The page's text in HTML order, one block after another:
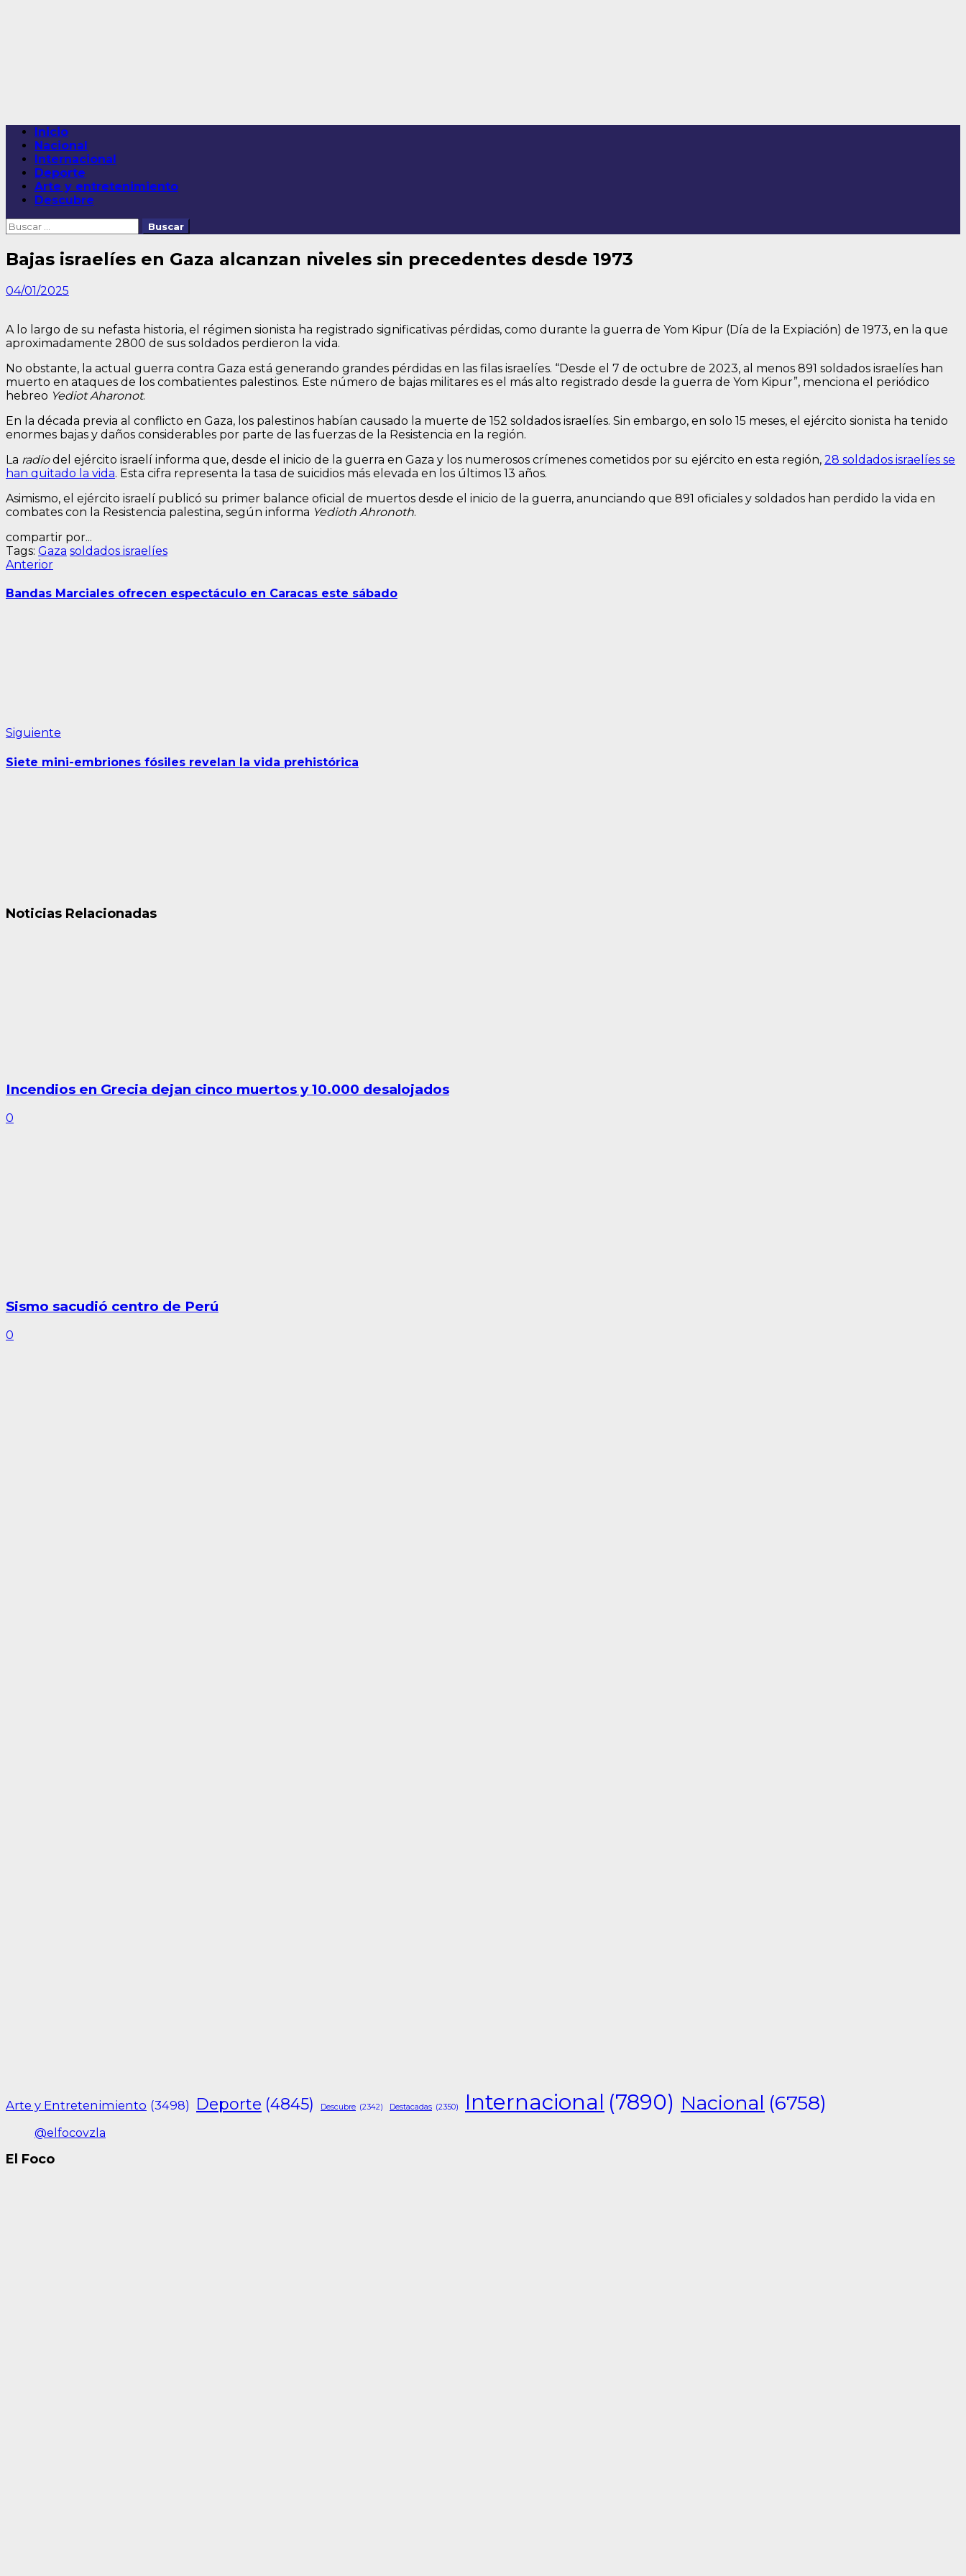
Menú
principal
Inicio
Nacional
Internacional
Deporte
Arte y entretenimiento
Descubre
Buscar:
Bajas israelíes en Gaza alcanzan niveles sin precedentes desde 1973
04/01/2025
A lo largo de su nefasta historia, el régimen sionista ha registrado significativas pérdidas, como durante la guerra de Yom Kipur (Día de la Expiación) de 1973, en la que
aproximadamente 2800 de sus soldados perdieron la vida.
No obstante, la actual guerra contra Gaza está generando grandes pérdidas en las filas israelíes. “Desde el 7 de octubre de 2023, al menos 891 soldados israelíes han
muerto en ataques de los combatientes palestinos. Este número de bajas militares es el más alto registrado desde la guerra de Yom Kipur”, menciona el periódico
hebreo Yediot Aharonot.
En la década previa al conflicto en Gaza, los palestinos habían causado la muerte de 152 soldados israelíes. Sin embargo, en solo 15 meses, el ejército sionista ha tenido
enormes bajas y daños considerables por parte de las fuerzas de la Resistencia en la región.
La radiodel ejército israelí informa que, desde el inicio de la guerra en Gaza y los numerosos crímenes cometidos por su ejército en esta región, 28 soldados israelíes se
han quitado la vida. Esta cifra representa la tasa de suicidios más elevada en los últimos 13 años.
Asimismo, el ejército israelí publicó su primer balance oficial de muertos desde el inicio de la guerra, anunciando que 891 oficiales y soldados han perdido la vida en
combates con la Resistencia palestina, según informa Yedioth Ahronoth.
compartir por...
Tags: Gaza soldados israelíes
Navegación
de
AnteriorEntrada
Bandas Marciales ofrecen espectáculo en Caracas este sábado
Siguiente
Siete mini-embriones fósiles revelan la vida prehistórica
Noticias Relacionadas
Incendios en Grecia dejan cinco muertos y 10.000 desalojados
0
Sismo sacudió centro de Perú
0
Arte y Entretenimiento (3498) Deporte (4845) Descubre (2342) Destacadas (2350) Internacional (7890) Nacional (6758)
@elfocovzla
El Foco